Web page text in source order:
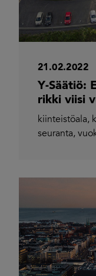
21.02.2022
Y-Säätiö:
rikki viisi
kiinteistöala,
seuranta,